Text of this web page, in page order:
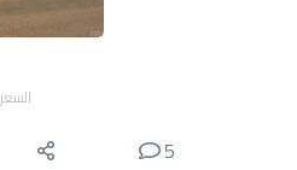
السعر
5